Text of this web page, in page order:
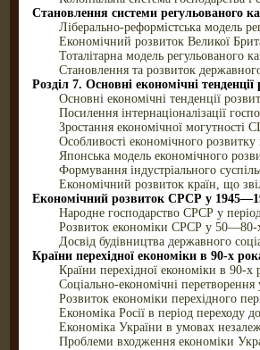
Становлення системи регульованого
Ліберально-реформістська модель
Економічний розвиток Великої
Тоталітарна модель регульованого
Становлення та розвиток
Розділ 7. Основні економічні
Основні економічні тенденції
Посилення інтернаціоналізації
Зростання економічної могутності
Особливості економічного
Японська модель економічного
Формування індустріального
Економічний розвиток країн, що
Економічний розвиток СРСР у
Народне господарство СРСР у
Розвиток економіки СРСР у 50—80-
Досвід будівництва державного
Країни перехідної економіки в 90-х
Країни перехідної економіки в 90-х
Соціально-економічні
Розвиток економіки перехідного
Економіка Росії в період переходу
Економіка України в умовах
Проблеми входження економіки